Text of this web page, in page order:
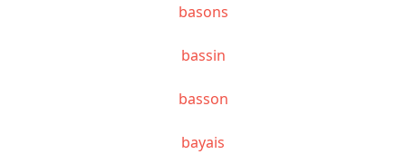
basons
bassin
basson
bayais